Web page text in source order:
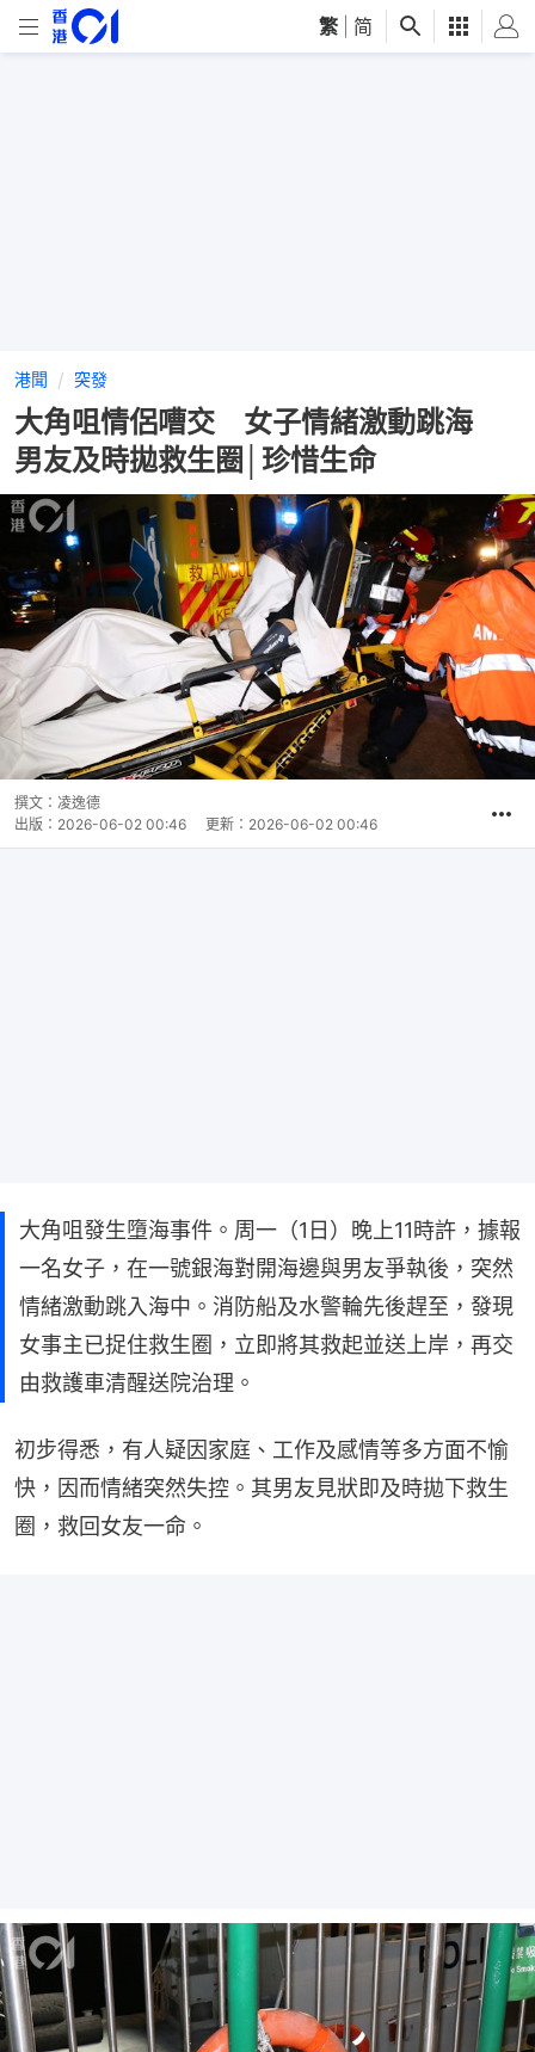
繁 简
港聞 突發
大角咀情侶嘈交 女子情緒激動跳海
男友及時拋救生圈│珍惜生命
撰文： 凌逸德
出版： 2026-06-02 00:46 更新： 2026-06-02 00:46
大角咀發生墮海事件。周一（1日）晚上11時許，據報
一名女子，在一號銀海對開海邊與男友爭執後，突然
情緒激動跳入海中。消防船及水警輪先後趕至，發現
女事主已捉住救生圈，立即將其救起並送上岸，再交
由救護車清醒送院治理。
初步得悉，有人疑因家庭、工作及感情等多方面不愉
快，因而情緒突然失控。其男友見狀即及時拋下救生
圈，救回女友一命。